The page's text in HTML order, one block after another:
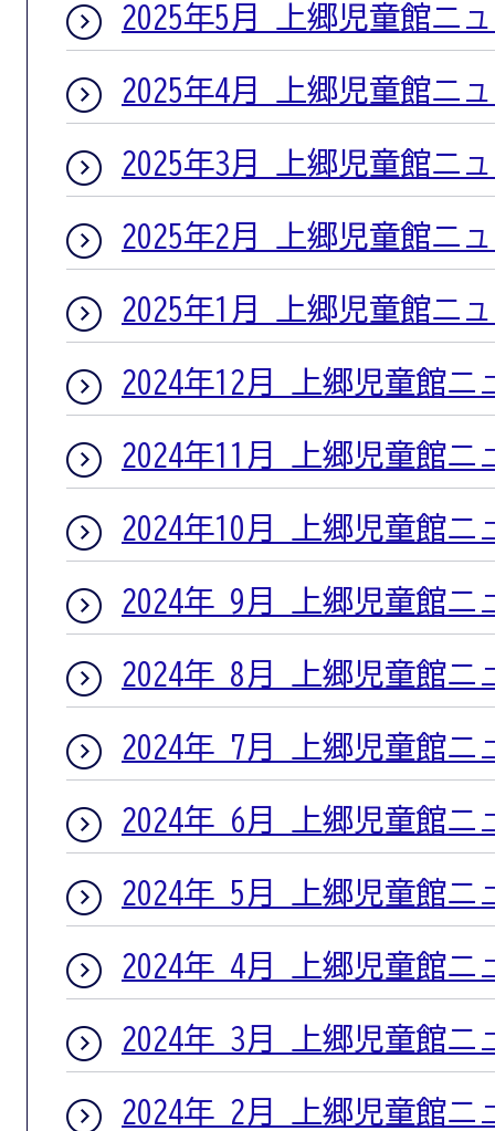
2025年5月 上郷児童館ニ
2025年4月 上郷児童館ニ
2025年3月 上郷児童館ニ
2025年2月 上郷児童館ニ
2025年1月 上郷児童館ニ
2024年12月 上郷児童館ニ
2024年11月 上郷児童館ニ
2024年10月 上郷児童館ニ
2024年 9月 上郷児童館ニ
2024年 8月 上郷児童館ニ
2024年 7月 上郷児童館ニ
2024年 6月 上郷児童館ニ
2024年 5月 上郷児童館ニ
2024年 4月 上郷児童館ニ
2024年 3月 上郷児童館ニ
2024年 2月 上郷児童館ニ